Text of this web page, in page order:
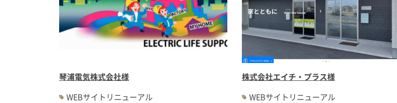
琴浦電気株式会社様
WEBサイトリニューアル
株式会社エイチ・プラス様
WEBサイトリニューアル